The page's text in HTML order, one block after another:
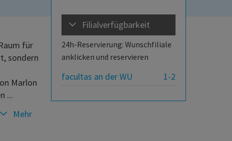
Filialverfügbarkeit
24h-Reservierung: Wunschfiliale
anklicken und reservieren
1-2
facultas an der WU
für
sondern
Marlon
...
Mehr